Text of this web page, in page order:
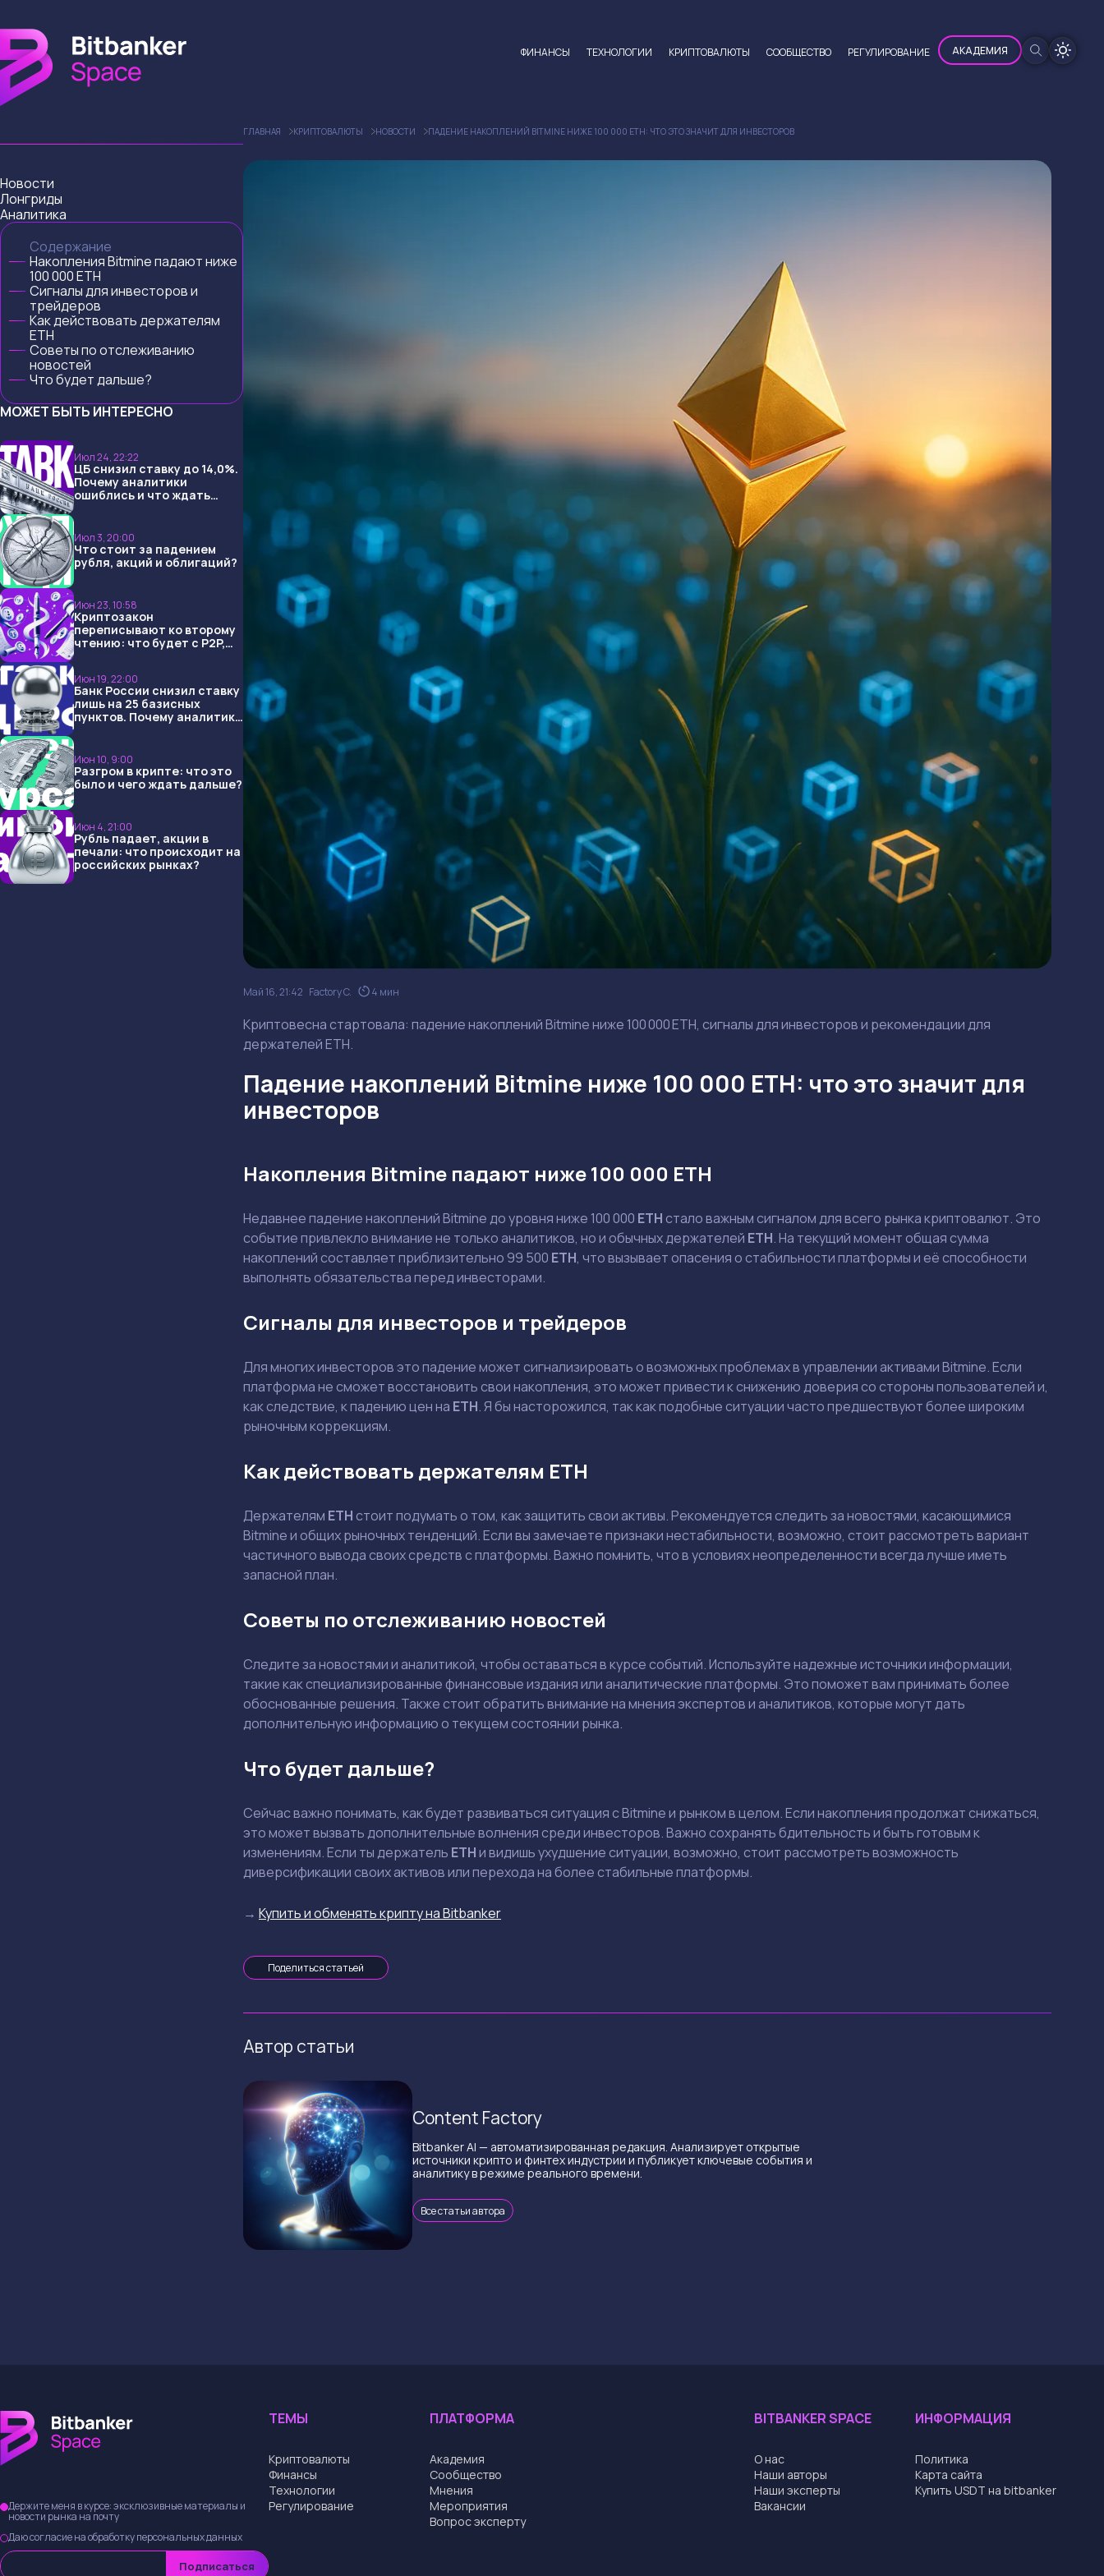
ФИНАНСЫ ТЕХНОЛОГИИ КРИПТОВАЛЮТЫ CООБЩЕСТВО РЕГУЛИРОВАНИЕ АКАДЕМИЯ
Новости
Лонгриды
Аналитика
Содержание
Накопления Bitmine падают ниже
100 000 ETH
Сигналы для инвесторов и
трейдеров
Как действовать держателям
ETH
Советы по отслеживанию
новостей
Что будет дальше?
МОЖЕТ БЫТЬ ИНТЕРЕСНО
Июл 24, 22:22
ЦБ снизил ставку до 14,0%.
Почему аналитики
ошиблись и что ждать
Июл 3, 20:00
Что стоит за падением
рубля, акций и облигаций?
Июн 23, 10:58
Криптозакон
переписывают ко второму
чтению: что будет с P2P,
Июн 19, 22:00
Банк России снизил ставку
лишь на 25 базисных
пунктов. Почему аналитики
Июн 10, 9:00
Разгром в крипте: что это
было и чего ждать дальше?
Июн 4, 21:00
Рубль падает, акции в
печали: что происходит на
российских рынках?
ГЛАВНАЯ КРИПТОВАЛЮТЫ НОВОСТИ ПАДЕНИЕ НАКОПЛЕНИЙ BITMINE НИЖЕ 100 000 ETH: ЧТО ЭТО ЗНАЧИТ ДЛЯ ИНВЕСТОРОВ
Май 16, 21:42 Factory C. 4 мин
Криптовесна стартовала: падение накоплений Bitmine ниже 100 000 ETH, сигналы для инвесторов и рекомендации для
держателей ETH.
Падение накоплений Bitmine ниже 100 000 ETH: что это значит для
инвесторов
Накопления Bitmine падают ниже 100 000 ETH
Недавнее падение накоплений Bitmine до уровня ниже 100 000 ETH стало важным сигналом для всего рынка криптовалют. Это
событие привлекло внимание не только аналитиков, но и обычных держателей ETH. На текущий момент общая сумма
накоплений составляет приблизительно 99 500 ETH, что вызывает опасения о стабильности платформы и её способности
выполнять обязательства перед инвесторами.
Сигналы для инвесторов и трейдеров
Для многих инвесторов это падение может сигнализировать о возможных проблемах в управлении активами Bitmine. Если
платформа не сможет восстановить свои накопления, это может привести к снижению доверия со стороны пользователей и,
как следствие, к падению цен на ETH. Я бы насторожился, так как подобные ситуации часто предшествуют более широким
рыночным коррекциям.
Как действовать держателям ETH
Держателям ETH стоит подумать о том, как защитить свои активы. Рекомендуется следить за новостями, касающимися
Bitmine и общих рыночных тенденций. Если вы замечаете признаки нестабильности, возможно, стоит рассмотреть вариант
частичного вывода своих средств с платформы. Важно помнить, что в условиях неопределенности всегда лучше иметь
запасной план.
Советы по отслеживанию новостей
Следите за новостями и аналитикой, чтобы оставаться в курсе событий. Используйте надежные источники информации,
такие как специализированные финансовые издания или аналитические платформы. Это поможет вам принимать более
обоснованные решения. Также стоит обратить внимание на мнения экспертов и аналитиков, которые могут дать
дополнительную информацию о текущем состоянии рынка.
Что будет дальше?
Сейчас важно понимать, как будет развиваться ситуация с Bitmine и рынком в целом. Если накопления продолжат снижаться,
это может вызвать дополнительные волнения среди инвесторов. Важно сохранять бдительность и быть готовым к
изменениям. Если ты держатель ETHи видишь ухудшение ситуации, возможно, стоит рассмотреть возможность
диверсификации своих активов или перехода на более стабильные платформы.
→ Купить и обменять крипту на Bitbanker
Поделиться статьей
Автор статьи
Content Factory
Bitbanker AI — автоматизированная редакция. Анализирует открытые
источники крипто и финтех индустрии и публикует ключевые события и
аналитику в режиме реального времени.
Все статьи автора
Смотреть Смотреть
Держите меня в курсе: эксклюзивные материалы и
новости рынка на почту
Даю согласие на обработку персональных данных
Подписаться
ТЕМЫ
Криптовалюты
Финансы
Технологии
Регулирование
ПЛАТФОРМА
Академия
Cообщество
Мнения
Мероприятия
Вопрос эксперту
BITBANKER SPACE
О нас
Наши авторы
Наши эксперты
Вакансии
ИНФОРМАЦИЯ
Политика
Карта сайта
Купить USDT на bitbanker
Задать вопрос эксперту
Выбрать эксперта
Ваш e-mail не будет опубликован
Отправить вопрос
Смотреть Смотреть